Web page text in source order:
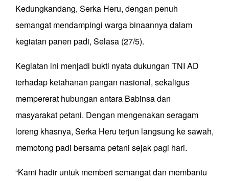
Kedungkandang, Serka Heru, dengan penuh
semangat mendampingi warga binaannya dalam
kegiatan panen padi, Selasa (27/5).
Kegiatan ini menjadi bukti nyata dukungan TNI AD
terhadap ketahanan pangan nasional, sekaligus
mempererat hubungan antara Babinsa dan
masyarakat petani. Dengan mengenakan seragam
loreng khasnya, Serka Heru terjun langsung ke sawah,
memotong padi bersama petani sejak pagi hari.
“Kami hadir untuk memberi semangat dan membantu